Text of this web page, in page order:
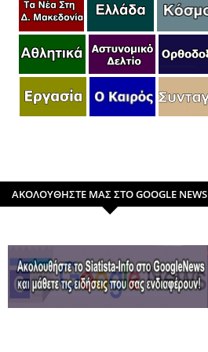
ΑΚΟΛΟΥΘΗΣΤΕ ΜΑΣ ΣΤΟ GOOGLE NEWS